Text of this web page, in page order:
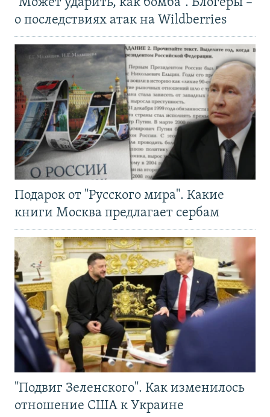
"Может ударить, как бомба". Блогеры –
о последствиях атак на Wildberries
Подарок от "Русского мира". Какие
книги Москва предлагает сербам
"Подвиг Зеленского". Как изменилось
отношение США к Украине